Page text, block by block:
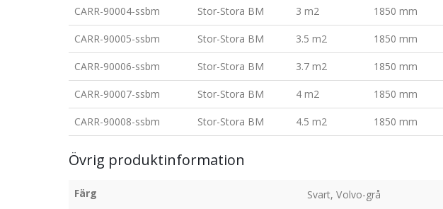
CARR-90004-ssbm Stor-Stora BM 3 m2 1850 mm
CARR-90005-ssbm Stor-Stora BM 3.5 m2 1850 mm
CARR-90006-ssbm Stor-Stora BM 3.7 m2 1850 mm
CARR-90007-ssbm Stor-Stora BM 4 m2 1850 mm
CARR-90008-ssbm Stor-Stora BM 4.5 m2 1850 mm
Övrig produktinformation
Färg Svart, Volvo-grå